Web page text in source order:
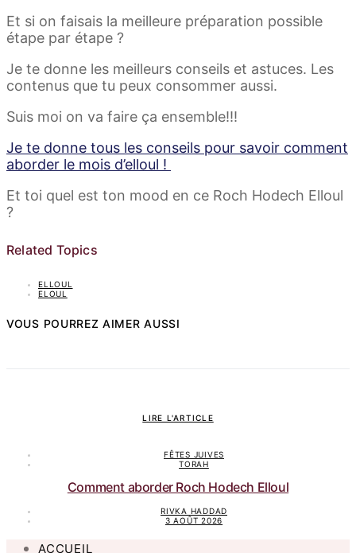
Et si on faisais la meilleure préparation possible
étape par étape ?
Je te donne les meilleurs conseils et astuces. Les
contenus que tu peux consommer aussi.
Suis moi on va faire ça ensemble!!!
Je te donne tous les conseils pour savoir comment
aborder le mois d’elloul !
Et toi quel est ton mood en ce Roch Hodech Elloul
?
Related Topics
ELLOUL
ELOUL
VOUS POURREZ AIMER AUSSI
LIRE L'ARTICLE
FÊTES JUIVES
TORAH
Comment aborder Roch Hodech Elloul
RIVKA HADDAD
3 AOÛT 2026
ACCUEIL